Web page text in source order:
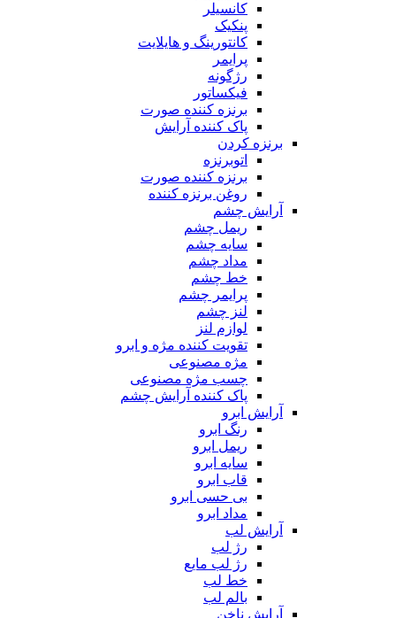
کانسیلر
پنکیک
کانتورینگ و هایلایت
پرایمر
رژگونه
فیکساتور
برنزه کننده صورت
پاک کننده آرایش
برنزه کردن
اتوبرنزه
برنزه کننده صورت
روغن برنزه کننده
آرایش چشم
ریمل چشم
سایه چشم
مداد چشم
خط چشم
پرایمر چشم
لنز چشم
لوازم لنز
تقویت کننده مژه و ابرو
مژه مصنوعی
چسب مژه مصنوعی
پاک کننده آرایش چشم
آرایش ابرو
رنگ ابرو
ریمل ابرو
سایه ابرو
قاب ابرو
بی حسی ابرو
مداد ابرو
آرایش لب
رژ لب
رژ لب مایع
خط لب
بالم لب
آرایش ناخن